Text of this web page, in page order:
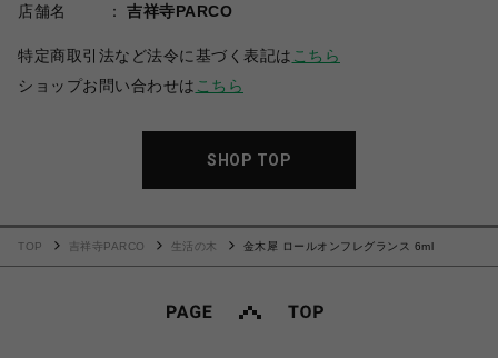
店舗名
吉祥寺PARCO
特定商取引法など法令に基づく表記は こちら
ショップお問い合わせは こちら
SHOP TOP
TOP 吉祥寺PARCO 生活の木 金木犀 ロールオンフレグランス 6ml